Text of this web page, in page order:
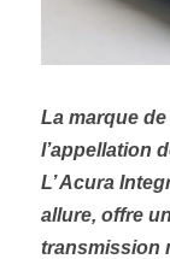
La marque
l’appellation
L’ Acura
allure, offre
transmission